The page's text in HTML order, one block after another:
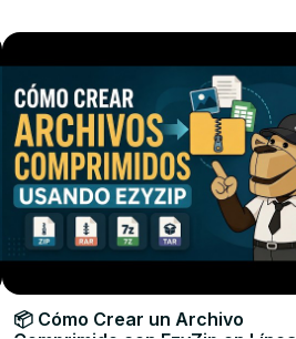
📦 Cómo Crear un Archivo